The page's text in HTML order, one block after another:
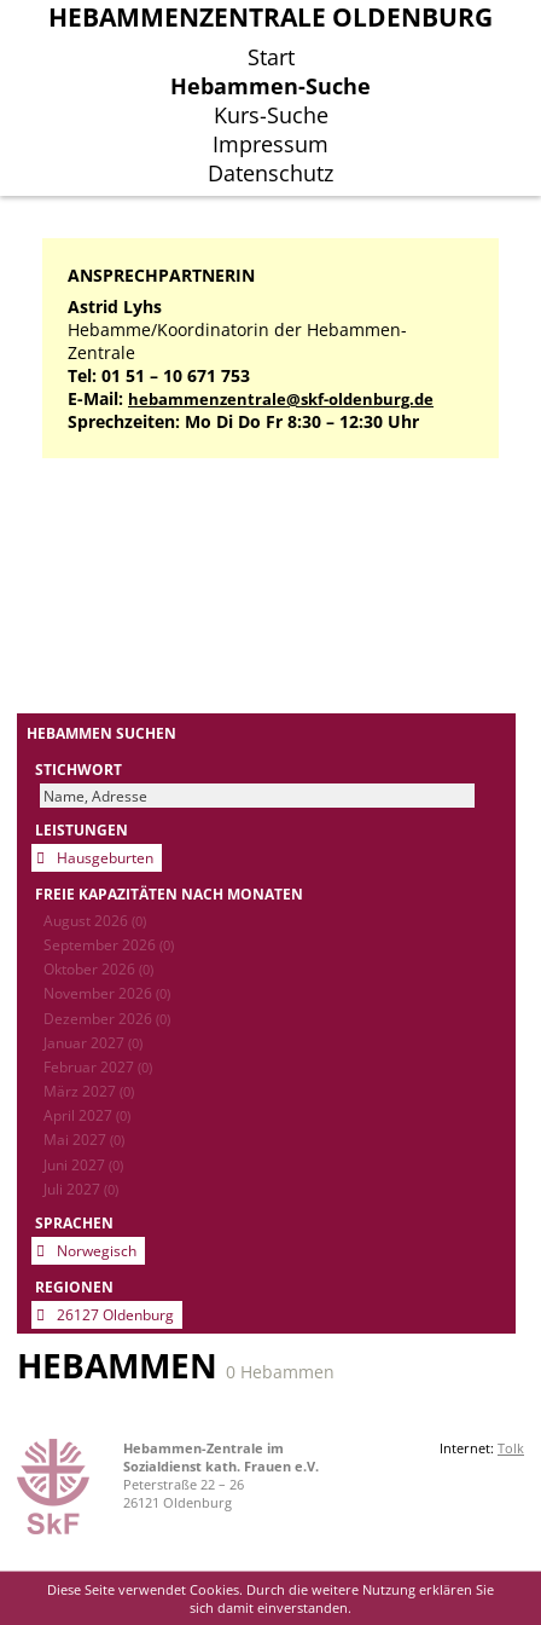
HEBAMMENZENTRALE OLDENBURG
Start
Hebammen-Suche
Kurs-Suche
Impressum
Datenschutz
HEBAMMENZENTRALE OLDENBURG
Start
Hebammen-Suche
Kurs-Suche
Impressum
Datenschutz
ANSPRECHPARTNERIN
Astrid Lyhs
Hebamme/Koordinatorin der Hebammen-
Zentrale
Tel: 01 51 – 10 671 753
E-Mail: hebammenzentrale@skf-oldenburg.de
Sprechzeiten: Mo Di Do Fr 8:30 – 12:30 Uhr
HEBAMMEN SUCHEN
STICHWORT
LEISTUNGEN
Hausgeburten
FREIE KAPAZITÄTEN NACH MONATEN
August 2026 (0)
September 2026 (0)
Oktober 2026 (0)
November 2026 (0)
Dezember 2026 (0)
Januar 2027 (0)
Februar 2027 (0)
März 2027 (0)
April 2027 (0)
Mai 2027 (0)
Juni 2027 (0)
Juli 2027 (0)
SPRACHEN
Norwegisch
REGIONEN
26127 Oldenburg
HEBAMMEN 0 Hebammen
Internet: Tolk
Hebammen-Zentrale im
Sozialdienst kath. Frauen e.V.
Peterstraße 22 – 26
26121 Oldenburg
Diese Seite verwendet Cookies. Durch die weitere Nutzung erklären Sie
sich damit einverstanden.